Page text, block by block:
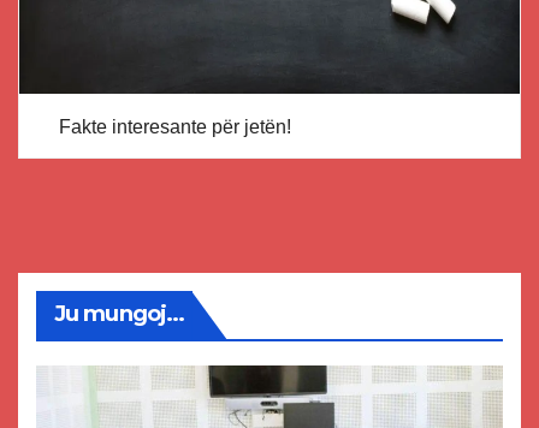
Fakte interesante për jetën!
Ju mungoj...